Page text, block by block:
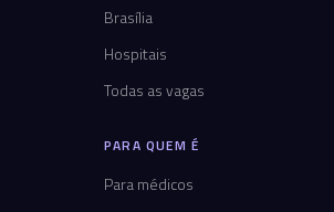
Brasília
Hospitais
Todas as vagas
PARA QUEM É
Para médicos